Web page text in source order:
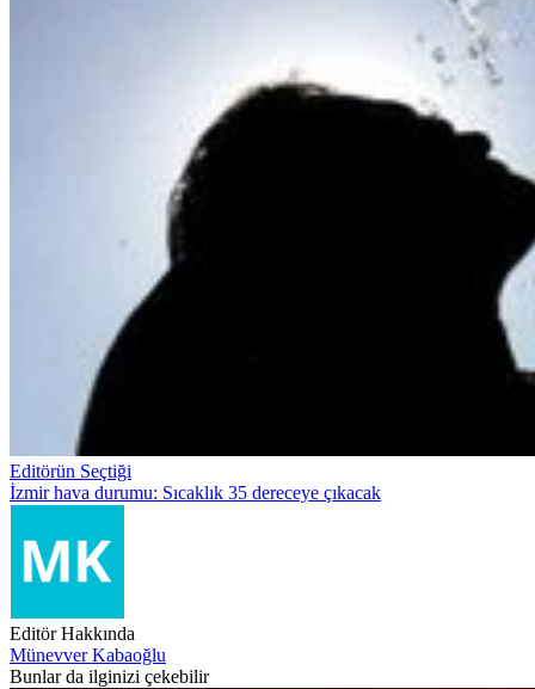
Editörün Seçtiği
İzmir hava durumu: Sıcaklık 35 dereceye çıkacak
Editör Hakkında
Münevver Kabaoğlu
Bunlar da ilginizi çekebilir